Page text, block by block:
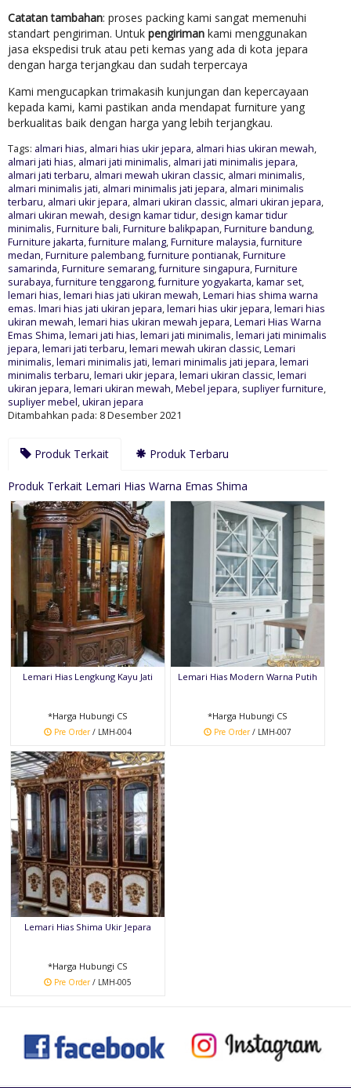
Catatan tambahan: proses packing kami sangat memenuhi
standart pengiriman. Untuk pengiriman kami menggunakan
jasa ekspedisi truk atau peti kemas yang ada di kota jepara
dengan harga terjangkau dan sudah terpercaya
Kami mengucapkan trimakasih kunjungan dan kepercayaan
kepada kami, kami pastikan anda mendapat furniture yang
berkualitas baik dengan harga yang lebih terjangkau.
Tags: almari hias, almari hias ukir jepara, almari hias ukiran mewah,
almari jati hias, almari jati minimalis, almari jati minimalis jepara,
almari jati terbaru, almari mewah ukiran classic, almari minimalis,
almari minimalis jati, almari minimalis jati jepara, almari minimalis
terbaru, almari ukir jepara, almari ukiran classic, almari ukiran jepara,
almari ukiran mewah,design kamar tidur,design kamar tidur
minimalis,Furniture bali,Furniture balikpapan,Furniture bandung,
Furniture jakarta,furniture malang,Furniture malaysia,furniture
medan,Furniture palembang,furniture pontianak,Furniture
samarinda,Furniture semarang,furniture singapura,Furniture
surabaya,furniture tenggarong,furniture yogyakarta,kamar set,
lemari hias,lemari hias jati ukiran mewah,Lemari hias shima warna
emas. lmari hias jati ukiran jepara,lemari hias ukir jepara,lemari hias
ukiran mewah,lemari hias ukiran mewah jepara,Lemari Hias Warna
Emas Shima,lemari jati hias,lemari jati minimalis,lemari jati minimalis
jepara,lemari jati terbaru,lemari mewah ukiran classic,Lemari
minimalis,lemari minimalis jati,lemari minimalis jati jepara,lemari
minimalis terbaru,lemari ukir jepara,lemari ukiran classic,lemari
ukiran jepara,lemari ukiran mewah,Mebel jepara, supliyer furniture,
supliyer mebel,ukiran jepara
Ditambahkan pada: 8 Desember 2021
Produk Terkait Produk Terbaru
Produk Terkait Lemari Hias Warna Emas Shima
Lemari Hias Lengkung Kayu Jati
*Harga Hubungi CS
Pre Order/ LMH-004
Lemari Hias Modern Warna Putih
*Harga Hubungi CS
Pre Order/ LMH-007
Lemari Hias Shima Ukir Jepara
*Harga Hubungi CS
Pre Order/ LMH-005